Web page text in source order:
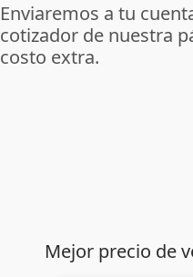
Enviaremos a tu
cotizador de nuestra
costo extra.
Mejor precio de